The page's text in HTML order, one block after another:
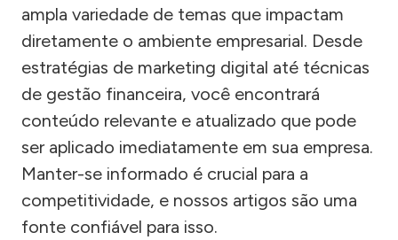
ampla variedade de temas que impactam
diretamente o ambiente empresarial. Desde
estratégias de marketing digital até técnicas
de gestão financeira, você encontrará
conteúdo relevante e atualizado que pode
ser aplicado imediatamente em sua empresa.
Manter-se informado é crucial para a
competitividade, e nossos artigos são uma
fonte confiável para isso.